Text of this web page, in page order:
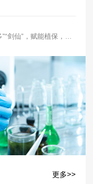
剑仙”，赋能植保，优
更多>>